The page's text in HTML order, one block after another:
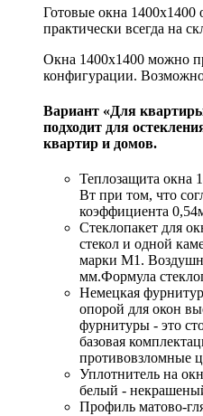
Готовые окна 1400x1400
практически всегда на
Окна 1400x1400 можно
конфигурации.
Вариант «Для
подходит для
квартир и домов.
Теплозащита окна
Вт при том, что
коэффициента
Стеклопакет для
стекол и одной
марки М1.
мм.Формула
Немецкая
опорой для окон
фурнитуры - это
базовая
противовзломные
Уплотнитель на
белый -
Профиль матово-